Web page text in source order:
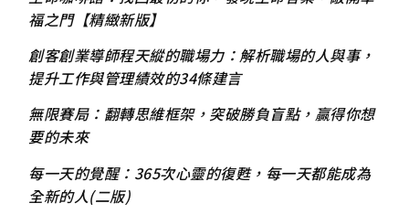
福之門【精緻新版】
創客創業導師程天縱的職場力：解析職場的人與事，
提升工作與管理績效的34條建言
無限賽局：翻轉思維框架，突破勝負盲點，贏得你想
要的未來
每一天的覺醒：365次心靈的復甦，每一天都能成為
全新的人(二版)